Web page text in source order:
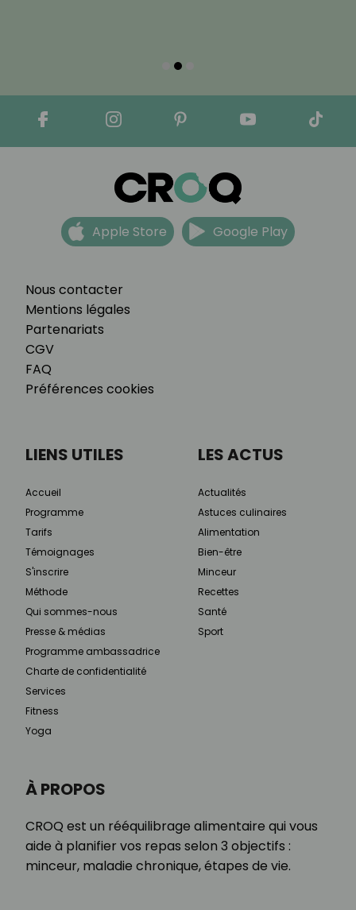
Nous contacter
Mentions légales
Partenariats
CGV
FAQ
Préférences cookies
Apple Store Google Play
À PROPOS
CROQ est un rééquilibrage alimentaire qui vous
aide à planifier vos repas selon 3 objectifs :
minceur, maladie chronique, étapes de vie.
LIENS UTILES
Accueil
Programme
Tarifs
Témoignages
S'inscrire
Méthode
Qui sommes-nous
Presse & médias
Programme ambassadrice
Charte de confidentialité
Services
Fitness
Yoga
LES ACTUS
Actualités
Astuces culinaires
Alimentation
Bien-être
Minceur
Recettes
Santé
Sport